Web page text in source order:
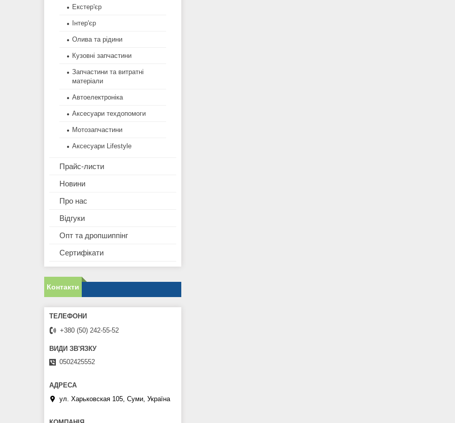
Екстер'єр
Інтер'єр
Олива та рідини
Кузовні запчастини
Запчастини та витратні
матеріали
Автоелектроніка
Аксесуари техдопомоги
Мотозапчастини
Аксесуари Lifestyle
Прайс-листи
Новини
Про нас
Відгуки
Опт та дропшиппінг
Сертифікати
Контакти
+380 (50) 242-55-52
0502425552
ул. Харьковская 105, Суми, Україна